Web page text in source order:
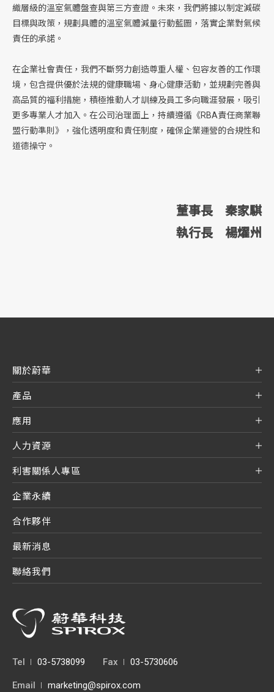
織層級的溫室氣體盤查與第三方查證。未來，我們將據以制定減碳
目標與政策，規劃具體的溫室氣體減量行動藍圖，落實企業對氣候
責任的承諾。
在企業社會責任，我們不斷努力創造尊重人權、包容友善的工作環
境，包含提供優於法規的健康職場、身心健康活動，並規劃完善與
高品質的福利措施，積極推動人才訓練及員工多向職涯發展，吸引
更多專業人才加入。在公司治理面上，持續遵循《RBA責任商業聯
盟行動準則》，強化透明度和責任制度，確保企業運營的合規性和
道德操守。
董事長 秦家騏
執行長 楊燿州
關於蔚華
產品
應用
人力資源
利害關係人專區
企業永續
合作夥伴
最新消息
聯絡我們
Tel 03-5738099 Fax 03-5730606
Email marketing@spirox.com